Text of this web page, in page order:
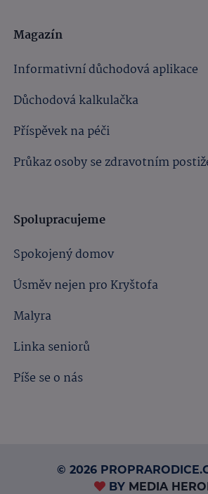
Magazín
Informativní důchodová aplikace
Důchodová kalkulačka
Příspěvek na péči
Průkaz osoby se zdravotním
Spolupracujeme
Spokojený domov
Úsměv nejen pro Kryštofa
Malyra
Linka seniorů
Píše se o nás
© 2026
BY MEDIA